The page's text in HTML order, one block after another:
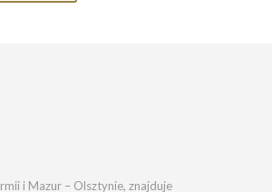
i Mazur – Olsztynie, znajduje